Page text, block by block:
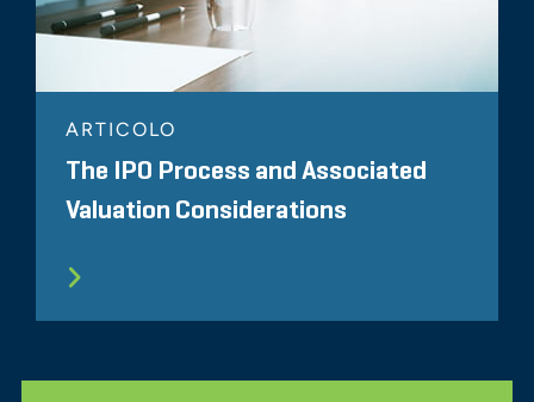
ARTICOLO
The IPO Process and Associated
Valuation Considerations